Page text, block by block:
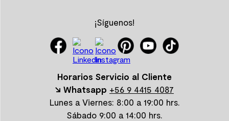
¡Síguenos!
Horarios Servicio al Cliente
↘ Whatsapp +56 9 4415 4087
Lunes a Viernes: 8:00 a 19:00 hrs.
Sábado 9:00 a 14:00 hrs.